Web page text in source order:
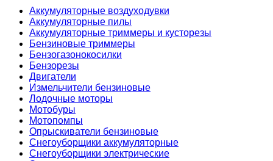
Аккумуляторные воздуходувки
Аккумуляторные пилы
Аккумуляторные триммеры и кусторезы
Бензиновые триммеры
Бензогазонокосилки
Бензорезы
Двигатели
Измельчители бензиновые
Лодочные моторы
Мотобуры
Мотопомпы
Опрыскиватели бензиновые
Снегоуборщики аккумуляторные
Снегоуборщики электрические